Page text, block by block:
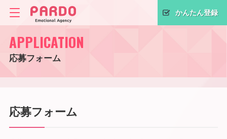
かんたん登録
APPLICATION
応募フォーム
応募フォーム